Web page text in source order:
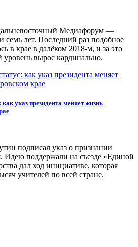
Медиафорум —
семь лет. Последний раз подобное
в крае в далёком 2018-м, и за это
вырос кардинально.
указ президента меняет жизнь
подписал указ о признании
Идею поддержали на съезде «Единой
дал ход инициативе, которая
учителей по всей стране.